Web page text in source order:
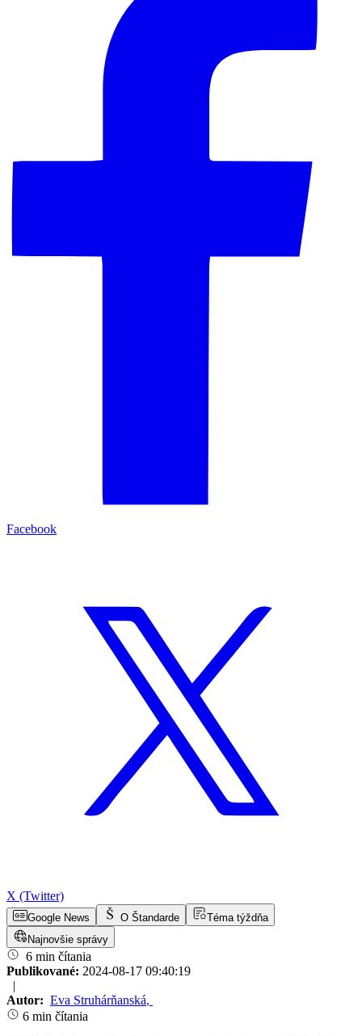
Facebook
X (Twitter)
Google News O Štandarde
Téma týždňa
Najnovšie správy
6 min čítania
Publikované: 2024-08-17 09:40:19
|
Autor: Eva Struhárňanská,
6 min čítania